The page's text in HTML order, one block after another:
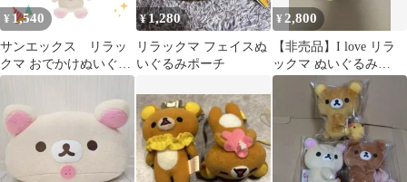
¥ 1,540
サンエックス リラッ
クマ おでかけぬいぐる
みキーホルダー（コリ
¥1,280
リラックマ フェイスぬ
いぐるみポーチ
¥ 2,800
【非売品】I love リラ
ックマ ぬいぐるみ
Part2 2011年